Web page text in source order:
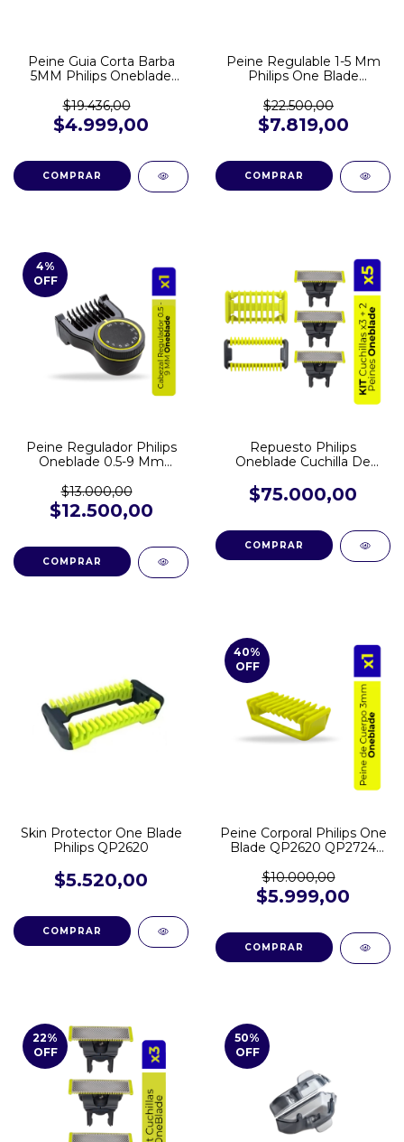
Peine Guia Corta Barba
5MM Philips Oneblade
QP2724 QP2824
422203626152
$19.436,00
$4.999,00
Peine Regulable 1-5 Mm
Philips One Blade
$22.500,00
$7.819,00
4%
OFF
Peine Regulador Philips
Oneblade 0.5-9 Mm
$13.000,00
$12.500,00
Repuesto Philips
Oneblade Cuchilla De
$75.000,00
Skin Protector One Blade
Philips QP2620
$5.520,00
40%
OFF
Peine Corporal Philips One
Blade QP2620 QP2724
$10.000,00
$5.999,00
22%
OFF
50%
OFF